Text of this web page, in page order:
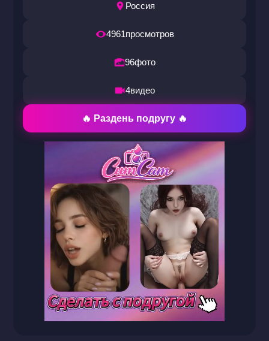
Россия
4961просмотров
96фото
4видео
🔥 Раздень подругу 🔥